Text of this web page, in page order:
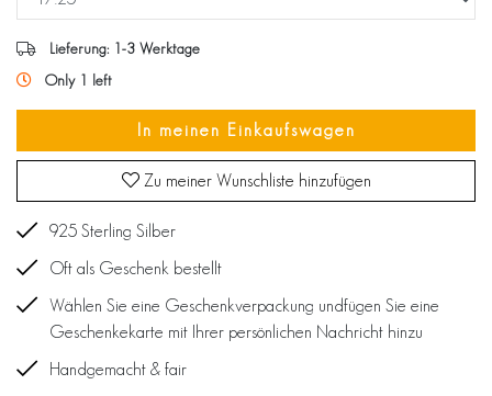
Lieferung: 1-3 Werktage
Only 1 left
In meinen Einkaufswagen
Zu meiner Wunschliste hinzufügen
925 Sterling Silber
Oft als Geschenk bestellt
Wählen Sie eine Geschenkverpackung undfügen Sie eine
Geschenkekarte mit Ihrer persönlichen Nachricht hinzu
Handgemacht & fair